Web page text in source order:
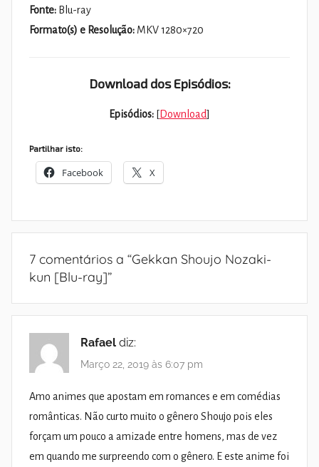
Fonte: Blu-ray
Formato(s) e Resolução: MKV 1280×720
Download dos Episódios:
Episódios: [Download]
Partilhar isto:
Facebook X
7 comentários a “Gekkan Shoujo Nozaki-
kun [Blu-ray]”
Rafael diz:
Março 22, 2019 às 6:07 pm
Amo animes que apostam em romances e em comédias
românticas. Não curto muito o gênero Shoujo pois eles
forçam um pouco a amizade entre homens, mas de vez
em quando me surpreendo com o gênero. E este anime foi